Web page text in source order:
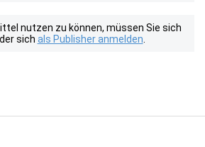
nutzen zu können, müssen Sie sich
sich als Publisher anmelden